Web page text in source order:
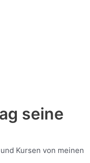
seine
Kursen von meinen